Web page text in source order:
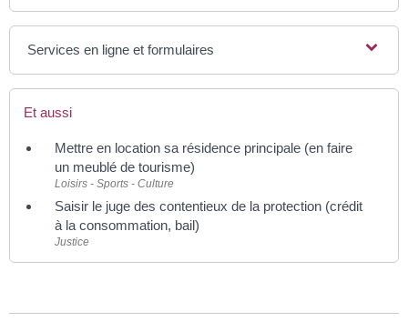
Services en ligne et formulaires
Et aussi
Mettre en location sa résidence principale (en faire
un meublé de tourisme)
Loisirs - Sports - Culture
Saisir le juge des contentieux de la protection (crédit
à la consommation, bail)
Justice